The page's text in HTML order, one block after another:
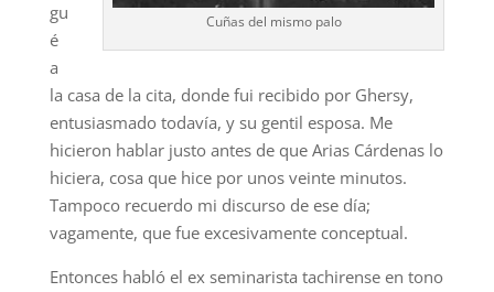
Cuñas del mismo palo
gu
é
a
la casa de la cita, donde fui recibido por Ghersy,
entusiasmado todavía, y su gentil esposa. Me
hicieron hablar justo antes de que Arias Cárdenas lo
hiciera, cosa que hice por unos veinte minutos.
Tampoco recuerdo mi discurso de ese día;
vagamente, que fue excesivamente conceptual.
Entonces habló el ex seminarista tachirense en tono